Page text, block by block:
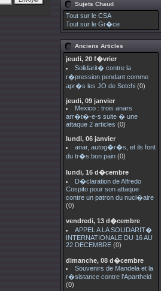
Sujets Chaud
Tout sur le CSA
Tout sur le Gr�ce
Anciens Articles
jeudi, 20 f�vrier
Solidarit� contre la
r�pression pendant comme
apr�s les JO de Sotchi (0)
jeudi, 09 janvier
Mexico : trois anars
arr�t�-e-s suite � une
attaque 2 articles (0)
lundi, 06 janvier
anar, autog�r�s, et ils font
du tr�s bon pain (0)
lundi, 16 d�cembre
D�claration de Alfredo
Cospito pour son attaque
contre un patron du nucl�aire
(0)
vendredi, 13 d�cembre
APPEL A LA SOLIDARIT�
INTERNATIONALE DU 16 AU
22 DECEMBRE (0)
dimanche, 08 d�cembre
Souvenirs de Mandela et la
r�sistance contre l'Apartheid
(0)